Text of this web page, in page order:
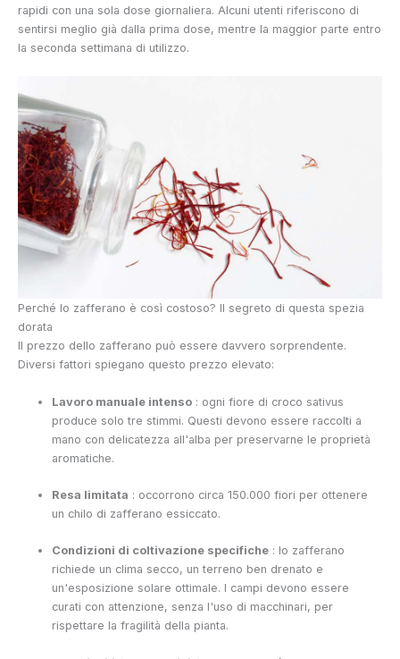
rapidi con una sola dose giornaliera. Alcuni utenti riferiscono di
sentirsi meglio già dalla prima dose, mentre la maggior parte entro
la seconda settimana di utilizzo.
Perché lo zafferano è così costoso? Il segreto di questa spezia
dorata
Il prezzo dello zafferano può essere davvero sorprendente.
Diversi fattori spiegano questo prezzo elevato:
Lavoro manuale intenso : ogni fiore di croco sativus
produce solo tre stimmi. Questi devono essere raccolti a
mano con delicatezza all'alba per preservarne le proprietà
aromatiche.
Resa limitata : occorrono circa 150.000 fiori per ottenere
un chilo di zafferano essiccato.
Condizioni di coltivazione specifiche : lo zafferano
richiede un clima secco, un terreno ben drenato e
un'esposizione solare ottimale. I campi devono essere
curati con attenzione, senza l'uso di macchinari, per
rispettare la fragilità della pianta.